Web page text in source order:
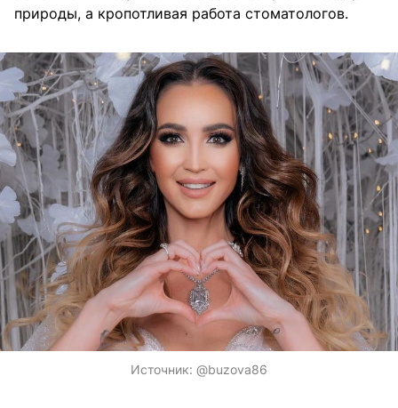
природы, а кропотливая работа стоматологов.
Источник: @buzova86